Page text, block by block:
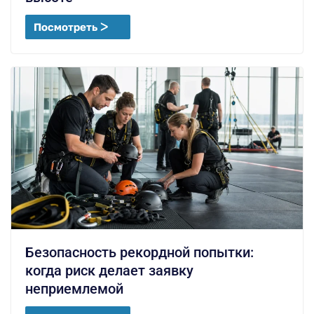
Посмотреть ᐳ
Безопасность рекордной попытки:
когда риск делает заявку
неприемлемой